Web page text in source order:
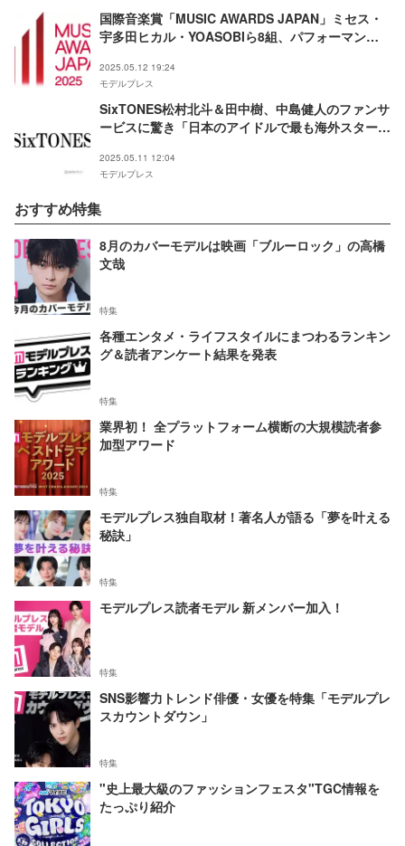
国際音楽賞「MUSIC AWARDS JAPAN」ミセス・
宇多田ヒカル・YOASOBIら8組、パフォーマンス
2025.05.12 19:24
モデルプレス
SixTONES松村北斗＆田中樹、中島健人のファンサ
ービスに驚き「日本のアイドルで最も海外スターに
2025.05.11 12:04
モデルプレス
おすすめ特集
8月のカバーモデルは映画「ブルーロック」の高橋
文哉
特集
各種エンタメ・ライフスタイルにまつわるランキン
グ＆読者アンケート結果を発表
特集
業界初！ 全プラットフォーム横断の大規模読者参
加型アワード
特集
モデルプレス独自取材！著名人が語る「夢を叶える
秘訣」
特集
モデルプレス読者モデル 新メンバー加入！
特集
SNS影響力トレンド俳優・女優を特集「モデルプレ
スカウントダウン」
特集
"史上最大級のファッションフェスタ"TGC情報を
たっぷり紹介